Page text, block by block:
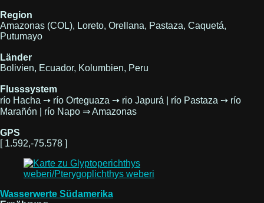
Region
Amazonas (COL), Loreto, Orellana, Pastaza, Caquetá,
Putumayo
Länder
Bolivien, Ecuador, Kolumbien, Peru
Flusssystem
río Hacha ➙ río Orteguaza ➙ rio Japurá | río Pastaza ➙ río
Marañón | río Napo ⇒ Amazonas
GPS
[ 1.592,-75.578 ]
Wasserwerte Südamerika